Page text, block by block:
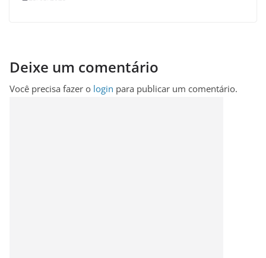
Deixe um comentário
Você precisa fazer o login para publicar um comentário.